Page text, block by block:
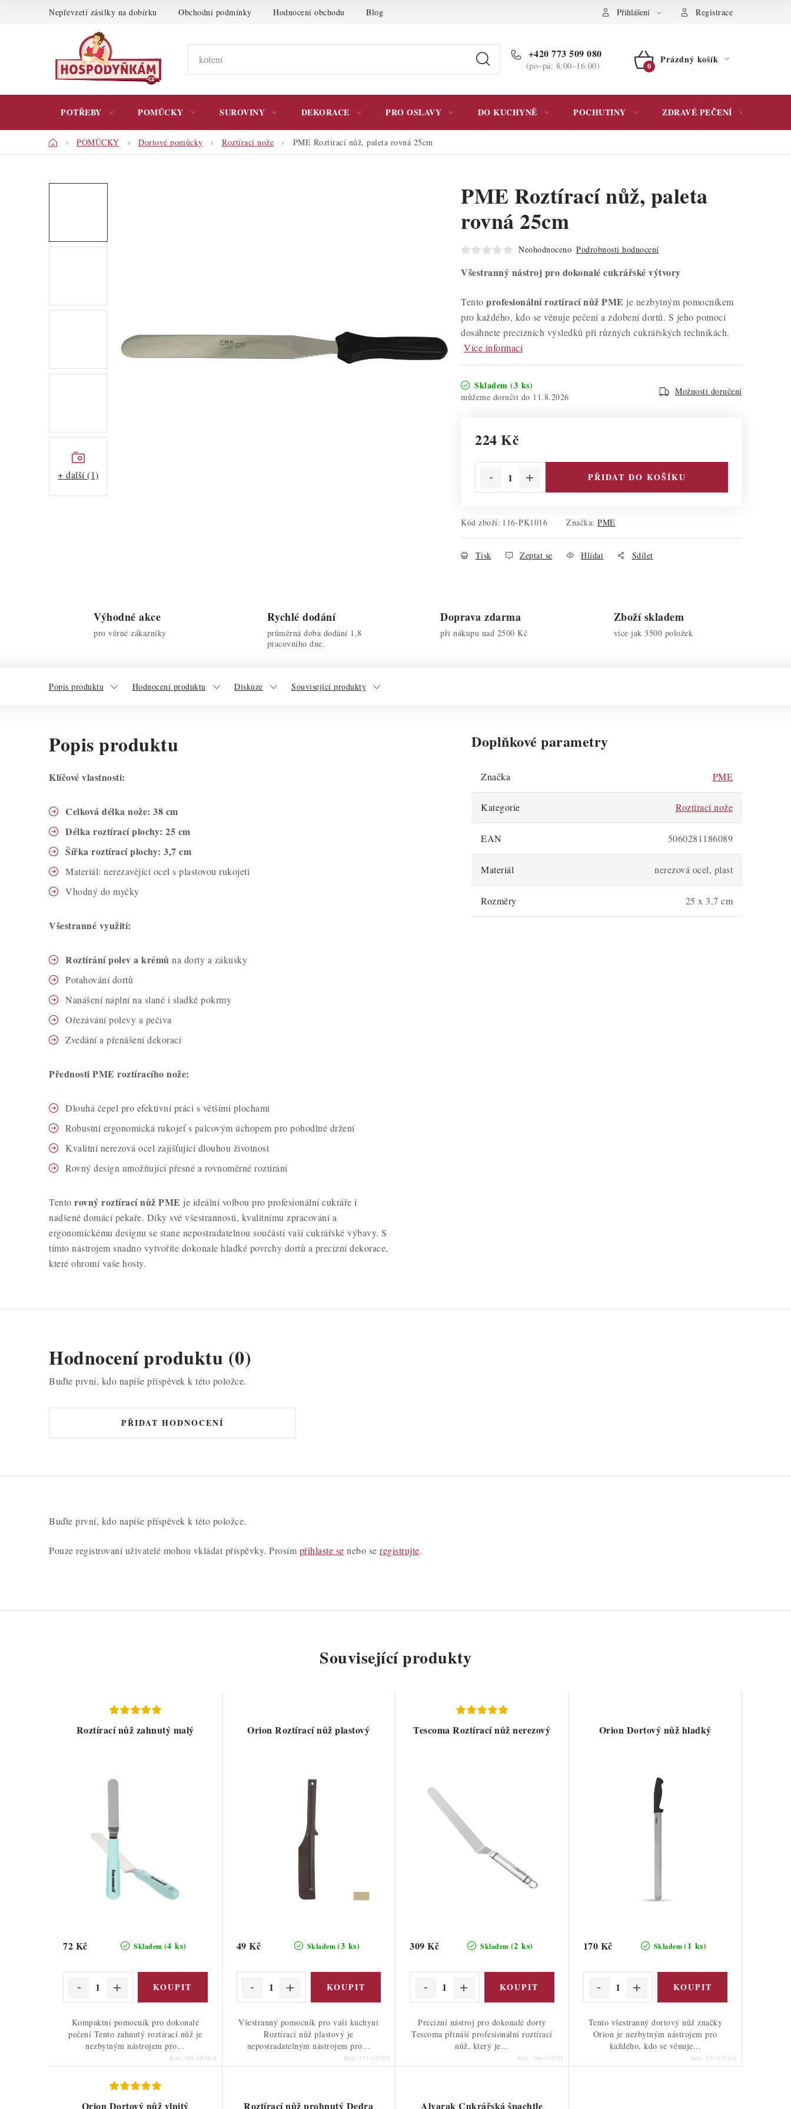
Nepřevzetí zásilky na dobírku Obchodní podmínky Hodnocení obchodu Blog Podmínky ochrany osobních údajů Přihlášení Registrace
+420 773 509 080
(po–pá: 8:00–16:00)
NÁKUPNÍ
Prázdný košík
POTŘEBY POMŮCKY SUROVINY DEKORACE PRO OSLAVY DO KUCHYNĚ POCHUTINY ZDRAVÉ PEČENÍ
DomůPOMŮCKY Dortové pomůcky Roztírací nože PME Roztírací nůž, paleta rovná 25cm
+ další (1)
PME Roztírací nůž, paleta
rovná 25cm
Neohodnoceno Podrobnosti hodnocení
Všestranný nástroj pro dokonalé cukrářské výtvory
Tento profesionální roztírací nůž PME je nezbytným pomocníkem
pro každého, kdo se věnuje pečení a zdobení dortů. S jeho pomocí
dosáhnete precizních výsledků při různých cukrářských technikách.
Více informací
Skladem (3 ks)
11.8.2026
Možnosti doručení
224 Kč
PŘIDAT DO KOŠÍKU
Kód zboží: 116-PK1016 Značka: PME
Tisk Zeptat se Hlídat Sdílet
Výhodné akce
pro věrné zákazníky
Rychlé dodání
průměrná doba dodání 1,8
pracovního dne.
Doprava zdarma
při nákupu nad 2500 Kč
Zboží skladem
více jak 3500 položek
Popis produktu Hodnocení produktu Diskuze Související produkty
Popis produktu
Klíčové vlastnosti:
Celková délka nože: 38 cm
Délka roztírací plochy: 25 cm
Šířka roztírací plochy: 3,7 cm
Materiál: nerezavějící ocel s plastovou rukojetí
Vhodný do myčky
Všestranné využití:
Roztírání polev a krémů na dorty a zákusky
Potahování dortů
Nanášení náplní na slané i sladké pokrmy
Ořezávání polevy a pečiva
Zvedání a přenášení dekorací
Přednosti PME roztíracího nože:
Dlouhá čepel pro efektivní práci s většími plochami
Robustní ergonomická rukojeť s palcovým úchopem pro pohodlné držení
Kvalitní nerezová ocel zajišťující dlouhou životnost
Rovný design umožňující přesné a rovnoměrné roztírání
Tento rovný roztírací nůž PME je ideální volbou pro profesionální cukráře i
nadšené domácí pekaře. Díky své všestrannosti, kvalitnímu zpracování a
ergonomickému designu se stane nepostradatelnou součástí vaší cukrářské výbavy. S
tímto nástrojem snadno vytvoříte dokonale hladké povrchy dortů a precizní dekorace,
které ohromí vaše hosty.
Doplňkové parametry
Značka PME
Kategorie Roztírací nože
EAN 5060281186089
Materiál nerezová ocel, plast
Rozměry 25 x 3,7 cm
Hodnocení produktu (0)
Buďte první, kdo napíše příspěvek k této položce.
PŘIDAT HODNOCENÍ
Buďte první, kdo napíše příspěvek k této položce.
Pouze registrovaní uživatelé mohou vkládat příspěvky. Prosím přihlaste se nebo se registrujte.
Související produkty
Roztírací nůž zahnutý malý
Skladem (4 ks)
72 Kč
Kompaktní pomocník pro dokonalé
pečení Tento zahnutý roztírací nůž je
nezbytným nástrojem pro...
Kód: 156-SPAT-A
Orion Roztírací nůž plastový
Skladem(3 ks)
49 Kč
Všestranný pomocník pro vaši kuchyni
Roztírací nůž plastový je
nepostradatelným nástrojem pro...
Kód: 123-142829
Tescoma Roztírací nůž nerezový
Skladem (2 ks)
309 Kč
Precizní nástroj pro dokonalé dorty
Tescoma přináší profesionální roztírací
nůž, který je...
Kód: 140-638711
Orion Dortový nůž hladký
Skladem(1 ks)
170 Kč
Tento všestranný dortový nůž značky
Orion je nezbytným nástrojem pro
každého, kdo se věnuje...
Kód: 123-831162
Orion Dortový nůž vlnitý Roztírací nůž prohnutý Dedra Alvarak Cukrářská špachtle